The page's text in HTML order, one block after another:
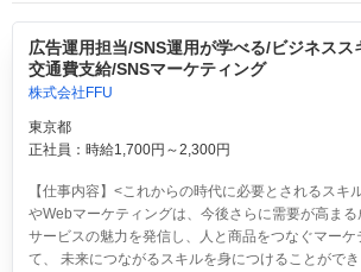
広告運用担当/SNS運用が学べる/ビジネスス
交通費支給/SNSマーケティング
株式会社FFU
東京都
正社員：時給1,700円～2,300円
【仕事内容】<これからの時代に必要とされるスキ
やWebマーケティングは、今後さらに需要が高ま
サービスの魅力を発信し、人と商品をつなぐマーケ
て、 未来につながるスキルを身につけることがで